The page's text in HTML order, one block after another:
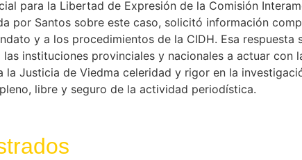
para la Libertad de Expresión de la Comisión
por Santos sobre este caso, solicitó información
y a los procedimientos de la CIDH. Esa
instituciones provinciales y nacionales a actuar con
la Justicia de Viedma celeridad y rigor en la
libre y seguro de la actividad periodística.